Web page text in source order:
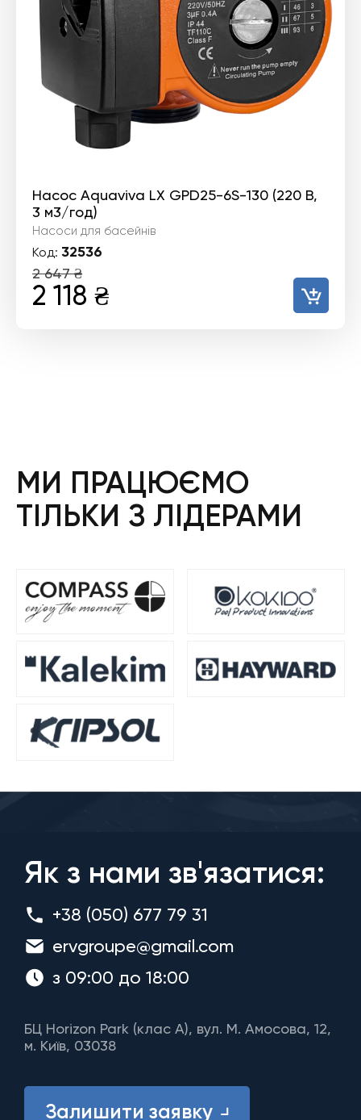
Насос Aquaviva LX GPD25-6S-130 (220 В,
3 м3/год)
Насоси для басейнів
Код: 32536
2 647₴
Оригінальна
2 118 ₴
МИ ПРАЦЮЄМО
ТІЛЬКИ З ЛІДЕРАМИ
Як з нами зв'язатися:
+38 (050) 677 79 31
ervgroupe@gmail.com
з 09:00 до 18:00
БЦ Horizon Park (клас A), вул. М. Амосова, 12,
м. Київ, 03038
Залишити заявку